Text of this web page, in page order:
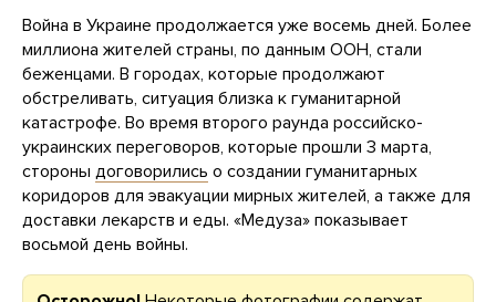
Война в Украине продолжается уже восемь дней. Более
миллиона жителей страны, по данным ООН, стали
беженцами. В городах, которые продолжают
обстреливать, ситуация близка к гуманитарной
катастрофе. Во время второго раунда российско-
украинских переговоров, которые прошли 3 марта,
стороны договорились о создании гуманитарных
коридоров для эвакуации мирных жителей, а также для
доставки лекарств и еды. «Медуза» показывает
восьмой день войны.